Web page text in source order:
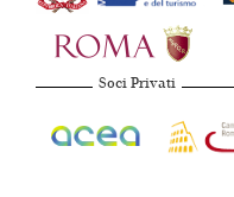
Soci Privati